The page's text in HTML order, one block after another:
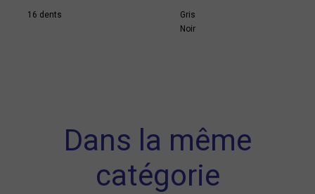
16 dents
Gris
Noir
Dans la même
catégorie